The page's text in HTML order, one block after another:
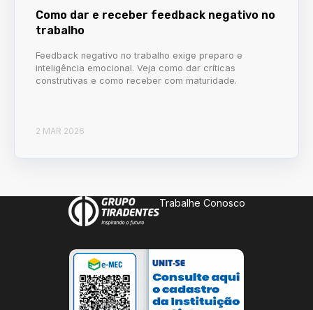
Como dar e receber feedback negativo no
trabalho
Feedback negativo no trabalho exige preparo e
inteligência emocional. Veja como dar críticas
construtivas e como receber com maturidade.
2 MAR 2026
Trabalhe Conosco